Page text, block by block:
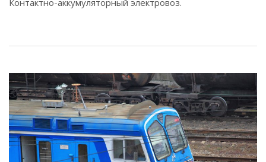
Контактно-аккумуляторный электровоз.